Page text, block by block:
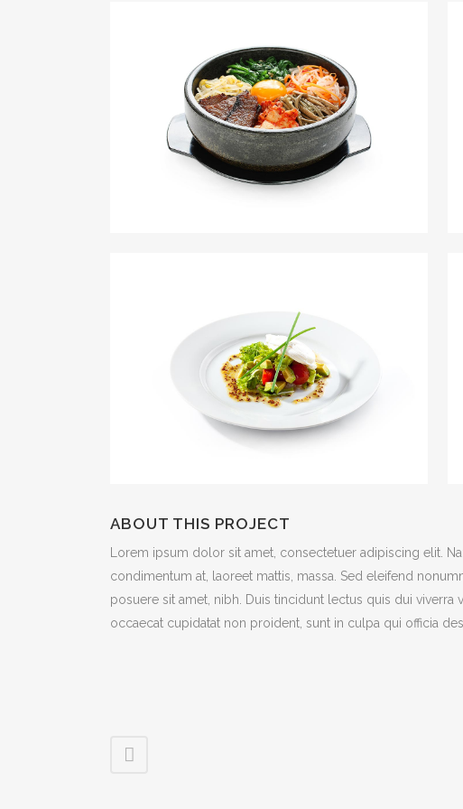
ABOUT THIS PROJECT
Lorem ipsum dolor sit amet, consectetuer adipiscing elit.
condimentum at, laoreet mattis, massa. Sed eleifend
posuere sit amet, nibh. Duis tincidunt lectus quis dui
occaecat cupidatat non proident, sunt in culpa qui officia